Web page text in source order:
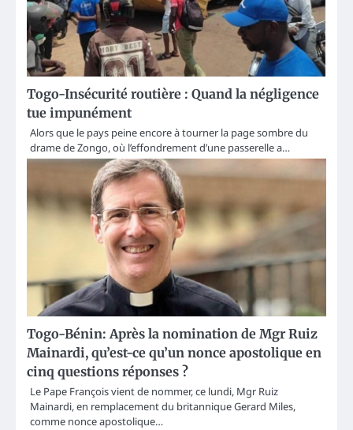
Togo-Insécurité routière : Quand la négligence
tue impunément
Alors que le pays peine encore à tourner la page sombre du
drame de Zongo, où l’effondrement d’une passerelle a…
Togo-Bénin: Après la nomination de Mgr Ruiz
Mainardi, qu’est-ce qu’un nonce apostolique en
cinq questions réponses ?
Le Pape François vient de nommer, ce lundi, Mgr Ruiz
Mainardi, en remplacement du britannique Gerard Miles,
comme nonce apostolique…